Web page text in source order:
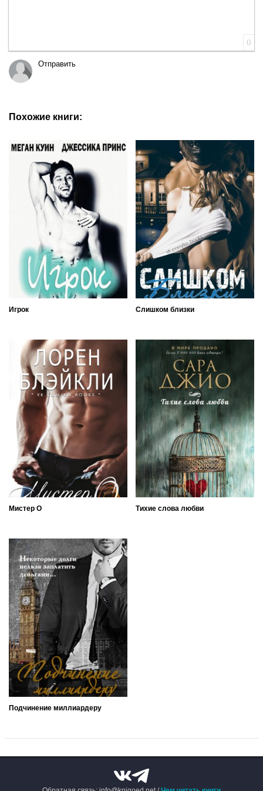
0
Отправить
Похожие книги:
Игрок Слишком близки
Мистер О Тихие слова любви
Подчинение миллиардеру